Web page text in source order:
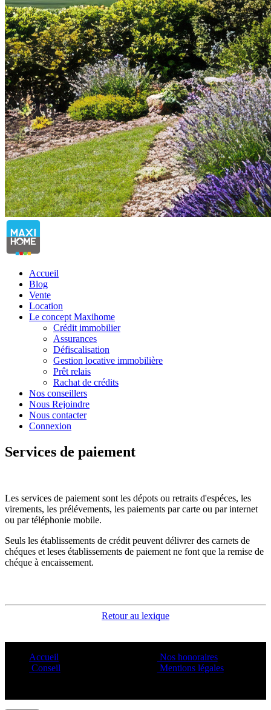
Accueil
Blog
Vente
Location
Le concept Maxihome
Crédit immobilier
Assurances
Défiscalisation
Gestion locative immobilière
Prêt relais
Rachat de crédits
Nos conseillers
Nous Rejoindre
Nous contacter
Connexion
Services de paiement
Les services de paiement sont les dépots ou retraits d'espéces, les
virements, les prélévements, les paiements par carte ou par internet
ou par téléphonie mobile.
Seuls les établissements de crédit peuvent délivrer des carnets de
chéques et leses établissements de paiement ne font que la remise de
chéque à encaissement.
Retour au lexique
Accueil
Conseil
Nos honoraires
Mentions légales